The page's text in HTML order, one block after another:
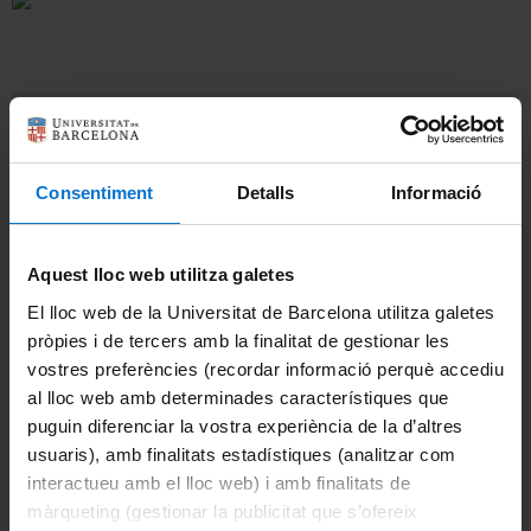
Consentiment Detalls Informació
Aquest lloc web utilitza galetes
El lloc web de la Universitat de Barcelona utilitza galetes
pròpies i de tercers amb la finalitat de gestionar les
vostres preferències (recordar informació perquè accediu
al lloc web amb determinades característiques que
puguin diferenciar la vostra experiència de la d’altres
usuaris), amb finalitats estadístiques (analitzar com
interactueu amb el lloc web) i amb finalitats de
màrqueting (gestionar la publicitat que s’ofereix
About the master's degree
Introduction
Academic calendar
Assessment
Course plans
Credit recognition
Final project
Grants and financial aid